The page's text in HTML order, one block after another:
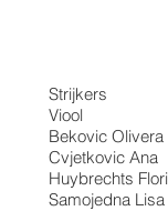
Strijkers
Viool
Bekovic Olivera
Cvjetkovic Ana
Huybrechts
Samojedna Lisa